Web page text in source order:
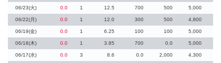
06/23(火) 0.0 1 12.5 700 500 5,000
06/22(月) 0.0 1 12.0 300 500 4,800
06/19(金) 0.0 1 6.25 100 100 5,000
06/18(木) 0.0 1 3.85 700 0.0 5,000
06/17(水) 0.0 3 8.6 0.0 2,000 4,300